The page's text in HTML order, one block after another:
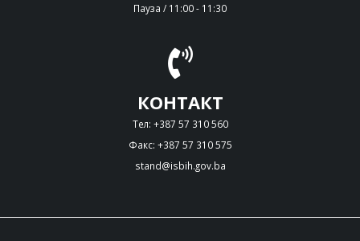
Пауза / 11:00 - 11:30
КОНТАКТ
Тел: +387 57 310 560
Факс: +387 57 310 575
stand@isbih.gov.ba